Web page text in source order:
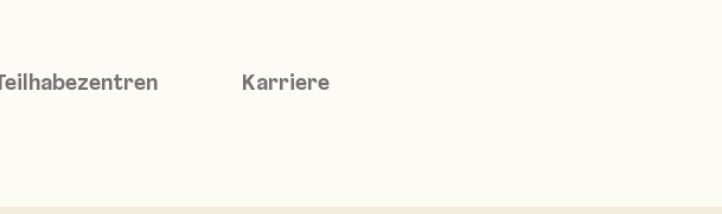
Karriere